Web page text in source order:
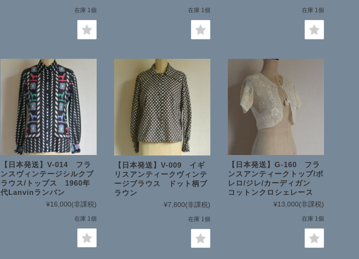
在庫 1個 在庫 1個 在庫 1個
【日本発送】V-014 フラ
ンスヴィンテージシルクブ
ラウス/トップス 1960年
代Lanvinランバン
¥16,000(非課税)
在庫 1個
【日本発送】V-009 イギ
リスアンティークヴィンテ
ージブラウス ドット柄ブ
ラウン
¥7,800(非課税)
在庫 1個
【日本発送】G-160 フラ
ンスアンティークトップ/ボ
レロ/ジレ/カーディガン
コットンクロシェレース
¥13,000(非課税)
在庫 1個